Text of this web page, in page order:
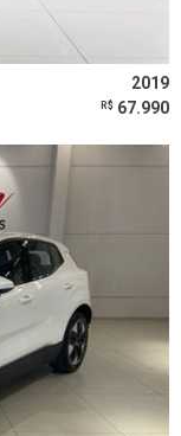
2019
R$ 67.990